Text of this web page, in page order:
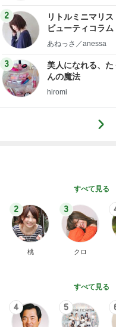
2
リトルミニマリス
ビューティコラ
little
uty colum
あねっさ／anessa
3
美人になれる、た
んの魔法
hiromi
すべて見る
2
桃
3
クロ
すべて見る
4 5